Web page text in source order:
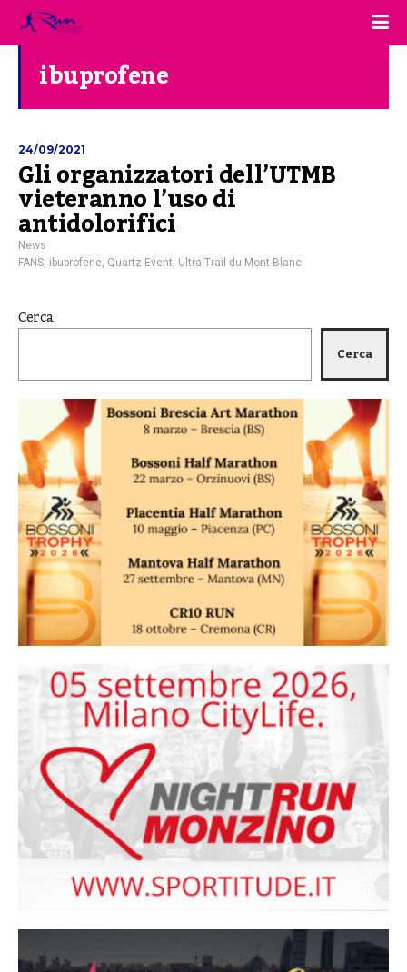
ibuprofene
24/09/2021
Gli organizzatori dell’UTMB
vieteranno l’uso di
antidolorifici
News
FANS, ibuprofene, Quartz Event, Ultra-Trail du Mont-Blanc
Cerca
Cerca